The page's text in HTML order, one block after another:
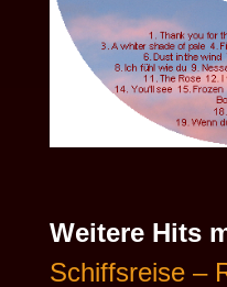
Weitere Hits
Schiffsreise –